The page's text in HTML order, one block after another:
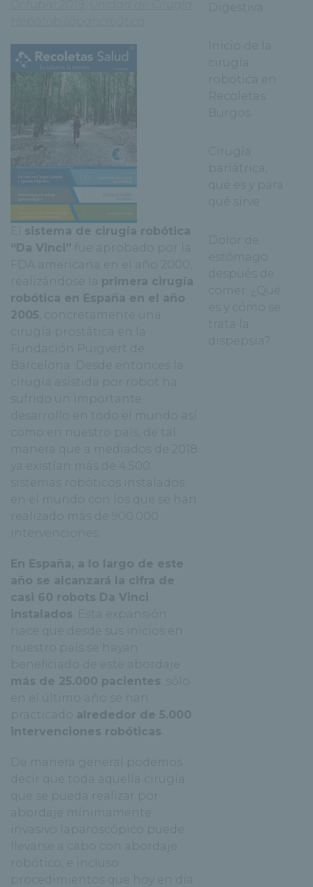
sistema de cirugía robótica
“Da Vinci” fue aprobado por la
FDA americana en el año 2000,
realizándose la primera cirugía
robótica en España en el año
2005 , concretamente una
cirugía prostática en la
Fundación Puigvert de
Barcelona. Desde entonces la
cirugía asistida por robot ha
sufrido un importante
desarrollo en todo el mundo así
como en nuestro país, de tal
manera que a mediados de 2018
ya existían más de 4.500
sistemas robóticos instalados
en el mundo con los que se han
realizado más de 900.000
intervenciones.
En España, a lo largo de este
año se alcanzará la cifra de
casi 60 robots Da Vinci
instalados . Esta expansión
hace que desde sus inicios en
nuestro país se hayan
beneficiado de este abordaje
más de 25.000 pacientes
en el último año se han
practicado
alrededor de 5.000
intervenciones robóticas
De manera general podemos
decir que toda aquella cirugía
que se pueda realizar por
abordaje mínimamente
invasivo laparoscópico puede
llevarse a cabo con abordaje
robótico, e incluso
procedimientos que hoy en día
Digestiva
Inicio de la
cirugía
robótica en
Recoletas
Burgos
Cirugía
bariátrica,
qué es y para
qué sirve
Dolor de
estómago
después de
comer. ¿Qué
es y cómo se
trata la
dispepsia?